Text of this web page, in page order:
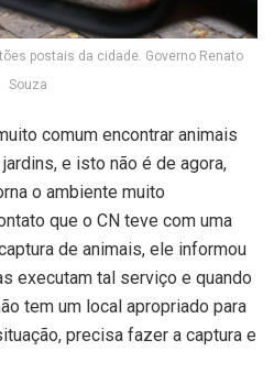
postais da cidade. Governo Renato
Souza
comum encontrar animais
e isto não é de agora,
o ambiente muito
que o CN teve com uma
de animais, ele informou
executam tal serviço e quando
tem um local apropriado para
precisa fazer a captura e